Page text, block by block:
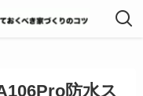
防水ス